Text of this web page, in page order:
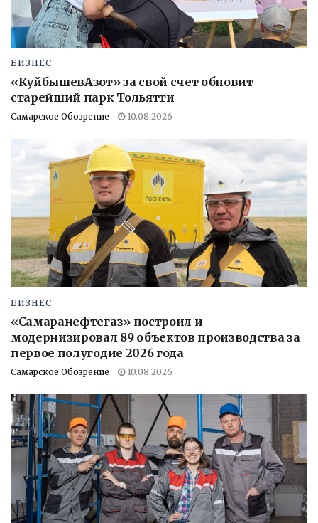
БИЗНЕС
«КуйбышевАзот» за свой счет обновит
старейший парк Тольятти
Самарское Обозрение 10.08.2026
БИЗНЕС
«Самаранефтегаз» построил и
модернизировал 89 объектов производства за
первое полугодие 2026 года
Самарское Обозрение 10.08.2026